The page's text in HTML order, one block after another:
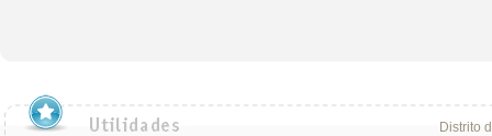
Distrito